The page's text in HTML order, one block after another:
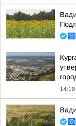
14:19